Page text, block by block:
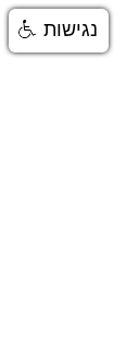
נגישות